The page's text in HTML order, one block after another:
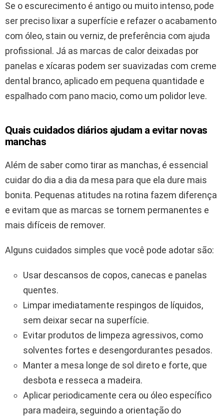
Se o escurecimento é antigo ou muito intenso, pode
ser preciso lixar a superfície e refazer o acabamento
com óleo, stain ou verniz, de preferência com ajuda
profissional. Já as marcas de calor deixadas por
panelas e xícaras podem ser suavizadas com creme
dental branco, aplicado em pequena quantidade e
espalhado com pano macio, como um polidor leve.
Quais cuidados diários ajudam a evitar novas
manchas
Além de saber como tirar as manchas, é essencial
cuidar do dia a dia da mesa para que ela dure mais
bonita. Pequenas atitudes na rotina fazem diferença
e evitam que as marcas se tornem permanentes e
mais difíceis de remover.
Alguns cuidados simples que você pode adotar são:
Usar descansos de copos, canecas e panelas
quentes.
Limpar imediatamente respingos de líquidos,
sem deixar secar na superfície.
Evitar produtos de limpeza agressivos, como
solventes fortes e desengordurantes pesados.
Manter a mesa longe de sol direto e forte, que
desbota e resseca a madeira.
Aplicar periodicamente cera ou óleo específico
para madeira, seguindo a orientação do